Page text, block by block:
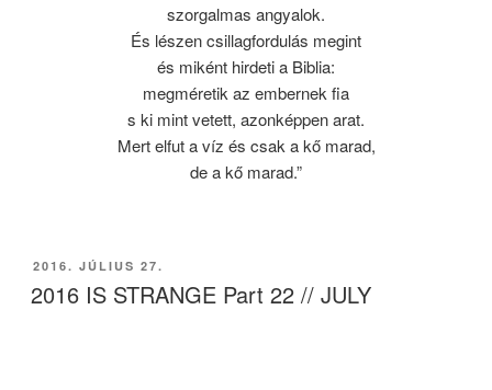
szorgalmas angyalok.
És lészen csillagfordulás megint
és miként hirdeti a Biblia:
megméretik az embernek fia
s ki mint vetett, azonképpen arat.
Mert elfut a víz és csak a kő marad,
de a kő marad.”
BEKÜLDVE:
2016. JÚLIUS 27.
2016 IS STRANGE Part 22 // JULY